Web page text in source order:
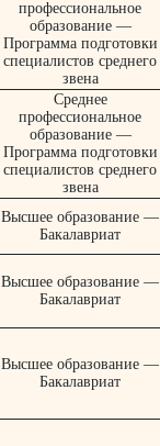
профессиональное
образование —
Программа подготовки
специалистов среднего
звена
Среднее
профессиональное
образование —
Программа подготовки
специалистов среднего
звена
Высшее образование —
Бакалавриат
Высшее образование —
Бакалавриат
Высшее образование —
Бакалавриат